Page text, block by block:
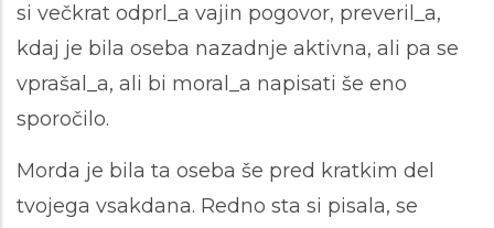
si večkrat odprl_a vajin pogovor, preveril_a,
kdaj je bila oseba nazadnje aktivna, ali pa se
vprašal_a, ali bi moral_a napisati še eno
sporočilo.
Morda je bila ta oseba še pred kratkim del
tvojega vsakdana. Redno sta si pisala, se